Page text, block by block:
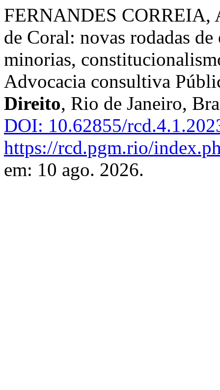
FERNANDES CORREIA,
de Coral: novas rodadas
minorias,
Advocacia consultiva
Direito, Rio de Janeiro,
DOI: 10.62855/
https://rcd.pgm.rio/
em: 10 ago. 2026.